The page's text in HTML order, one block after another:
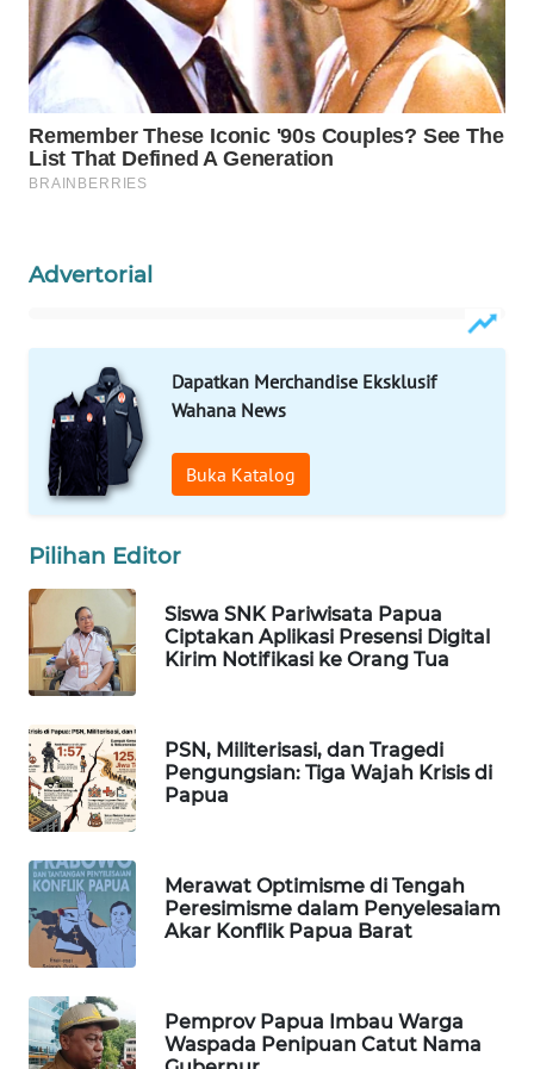
Advertorial
Dapatkan Merchandise Eksklusif
Wahana News
Buka Katalog
Pilihan Editor
Siswa SNK Pariwisata Papua
Ciptakan Aplikasi Presensi Digital
Kirim Notifikasi ke Orang Tua
PSN, Militerisasi, dan Tragedi
Pengungsian: Tiga Wajah Krisis di
Papua
Merawat Optimisme di Tengah
Peresimisme dalam Penyelesaiam
Akar Konflik Papua Barat
Pemprov Papua Imbau Warga
Waspada Penipuan Catut Nama
WAHANA
OTOMOTIF
WAHANA
WAHANA
Network
KONSUMEN
LISTRIK
MASYARAKAT
WALINKI
ID
MAWAKA
ID
MARTABAT
PLN
WATCH
MKLI
LPKKI